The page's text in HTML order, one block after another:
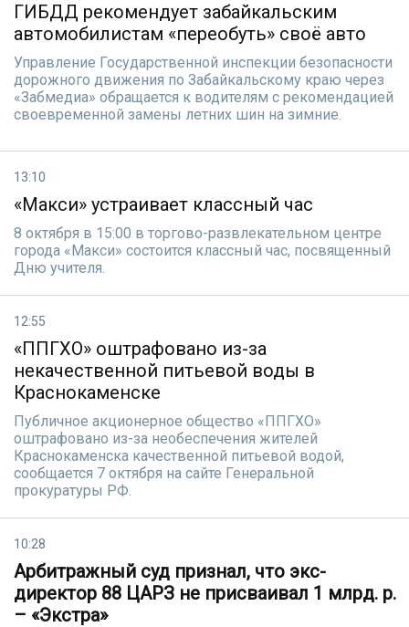
ГИБДД рекомендует забайкальским
автомобилистам «переобуть» своё авто
Управление Государственной инспекции безопасности
дорожного движения по Забайкальскому краю через
«Забмедиа» обращается к водителям с рекомендацией
своевременной замены летних шин на зимние.
13:10
«Макси» устраивает классный час
8 октября в 15:00 в торгово-развлекательном центре
города «Макси» состоится классный час, посвященный
Дню учителя.
12:55
«ППГХО» оштрафовано из-за
некачественной питьевой воды в
Краснокаменске
Публичное акционерное общество «ППГХО»
оштрафовано из-за необеспечения жителей
Краснокаменска качественной питьевой водой,
сообщается 7 октября на сайте Генеральной
прокуратуры РФ.
10:28
Арбитражный суд признал, что экс-
директор 88 ЦАРЗ не присваивал 1 млрд. р.
– «Экстра»